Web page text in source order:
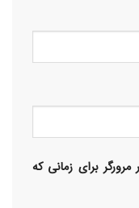
برای زمانی که